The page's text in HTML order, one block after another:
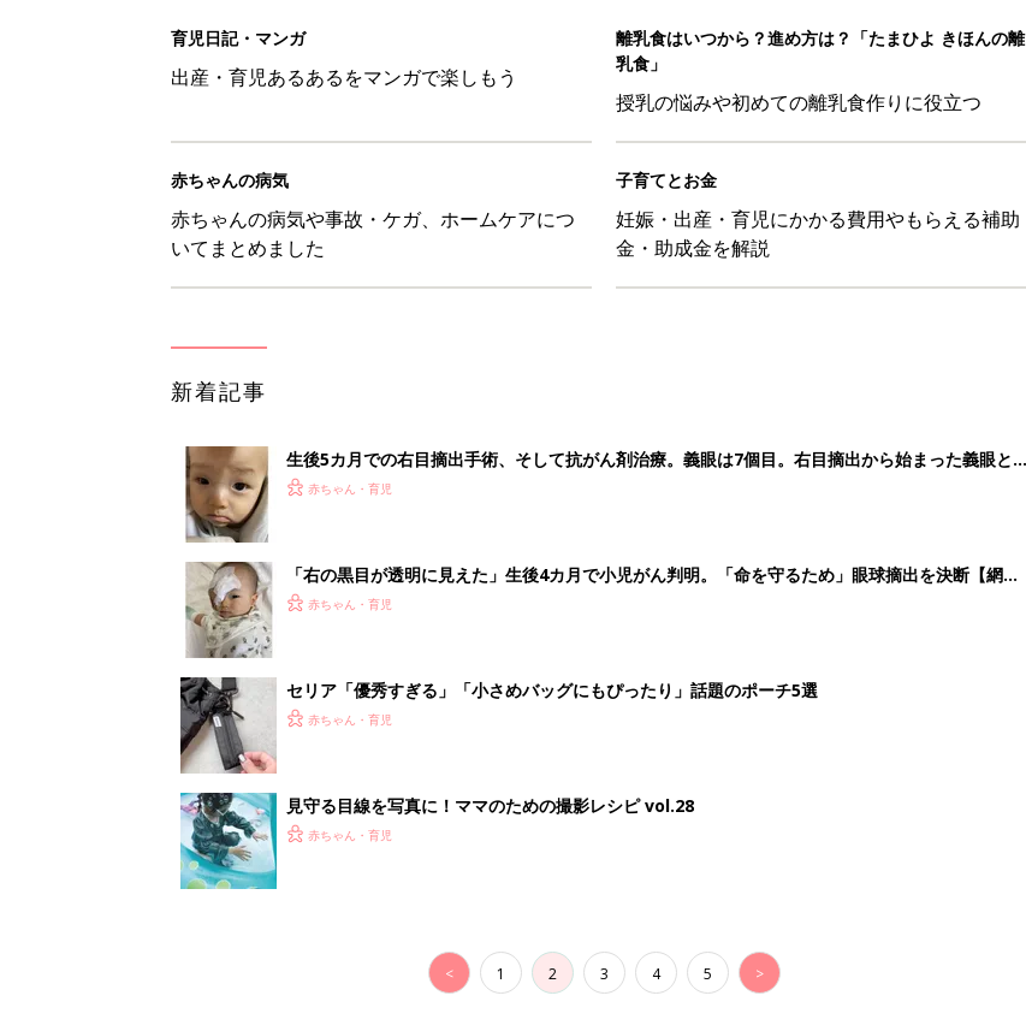
育児日記・マンガ
出産・育児あるあるをマンガで楽しもう
離乳食はいつから？進め方は？「たまひよ きほんの離
乳食」
授乳の悩みや初めての離乳食作りに役立つ
赤ちゃんの病気
赤ちゃんの病気や事故・ケガ、ホームケアにつ
いてまとめました
子育てとお金
妊娠・出産・育児にかかる費用やもらえる補助
金・助成金を解説
新着記事
生後5カ月での右目摘出手術、そして抗がん剤治療。義眼は7個目。右目摘出から始まった義眼と
の生活【網膜芽細胞腫】
赤ちゃん・育児
「右の黒目が透明に見えた」生後4カ月で小児がん判明。「命を守るため」眼球摘出を決断【網膜
芽細胞腫】
赤ちゃん・育児
セリア「優秀すぎる」「小さめバッグにもぴったり」話題のポーチ5選
赤ちゃん・育児
見守る目線を写真に！ママのための撮影レシピ vol.28
赤ちゃん・育児
< 1 2 3 4 5 >